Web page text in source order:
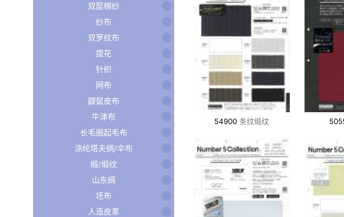
双层棉纱
纱布
双罗纹布
提花
针织
网布
鼹鼠皮布
牛津布
长毛圈起毛布
涤纶塔夫绸/伞布
缎/缎纹
山东绸
坯布
人造皮革
54900 条纹缎纹